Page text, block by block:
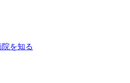
を知る